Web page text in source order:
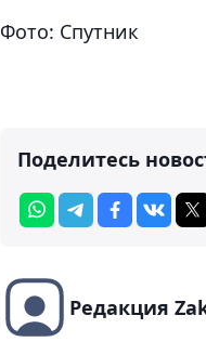
Фото: Спутник
Поделитесь
Редакция